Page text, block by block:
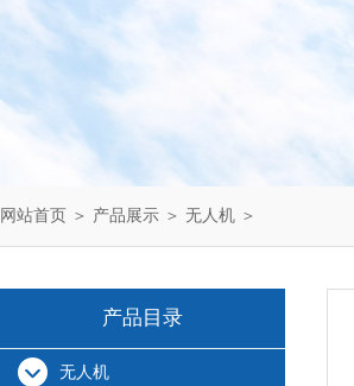
网站首页 ＞ 产品展示 ＞ 无人机 ＞
产品目录
无人机